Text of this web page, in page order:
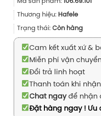
Thương hiệu: Hafele
Trạng thái: Còn hàng
Cam kết xuất xứ &
Miễn phí vận
Đổi trả linh hoạt
Thanh toán khi
Chat ngayđể nhận
Đặt hàng ngay ! Ưu